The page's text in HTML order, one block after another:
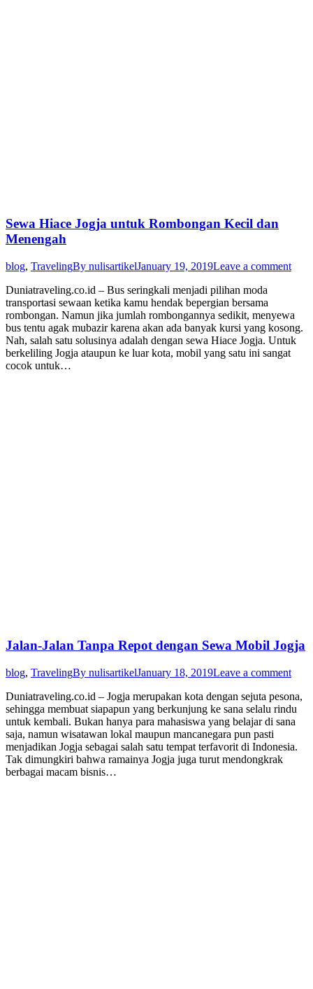
Sewa Hiace Jogja untuk Rombongan Kecil dan
Menengah
blog, TravelingBy nulisartikelJanuary 19, 2019Leave a comment
Duniatraveling.co.id – Bus seringkali menjadi pilihan moda
transportasi sewaan ketika kamu hendak bepergian bersama
rombongan. Namun jika jumlah rombongannya sedikit, menyewa
bus tentu agak mubazir karena akan ada banyak kursi yang kosong.
Nah, salah satu solusinya adalah dengan sewa Hiace Jogja. Untuk
berkeliling Jogja ataupun ke luar kota, mobil yang satu ini sangat
cocok untuk…
Jalan-Jalan Tanpa Repot dengan Sewa Mobil Jogja
blog, TravelingBy nulisartikelJanuary 18, 2019Leave a comment
Duniatraveling.co.id – Jogja merupakan kota dengan sejuta pesona,
sehingga membuat siapapun yang berkunjung ke sana selalu rindu
untuk kembali. Bukan hanya para mahasiswa yang belajar di sana
saja, namun wisatawan lokal maupun mancanegara pun pasti
menjadikan Jogja sebagai salah satu tempat terfavorit di Indonesia.
Tak dimungkiri bahwa ramainya Jogja juga turut mendongkrak
berbagai macam bisnis…